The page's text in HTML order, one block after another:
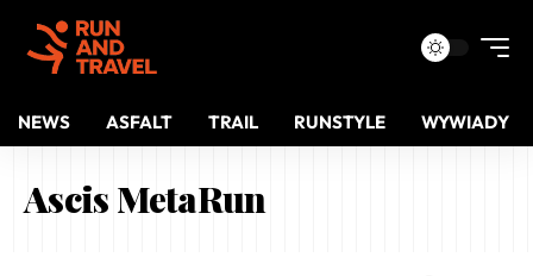
NEWS ASFALT TRAIL RUNSTYLE WYWIADY
Ascis MetaRun